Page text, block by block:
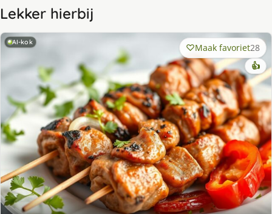
Lekker hierbij
AI-kok Maak favoriet28
👍